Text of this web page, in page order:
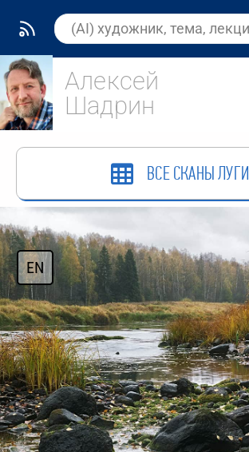
Алексей
Шадрин
(7)
ВСЕ СКАНЫ ЛУГИ
EN